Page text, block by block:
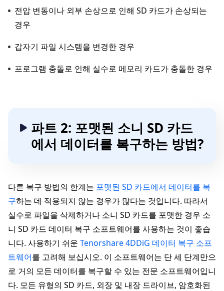
전압 변동이나 외부 손상으로 인해 SD 카드가 손상되는
경우
갑자기 파일 시스템을 변경한 경우
프로그램 충돌로 인해 실수로 메모리 카드가 충돌한 경우
파트 2: 포맷된 소니 SD 카드
에서 데이터를 복구하는 방법?
다른 복구 방법의 한계는 포맷된 SD 카드에서 데이터를 복
구하는 데 적용되지 않는 경우가 많다는 것입니다. 따라서
실수로 파일을 삭제하거나 소니 SD 카드를 포맷한 경우 소
니 SD 카드 데이터 복구 소프트웨어를 사용하는 것이 좋습
니다. 사용하기 쉬운 Tenorshare 4DDiG 데이터 복구 소프
트웨어를 고려해 보십시오. 이 소프트웨어는 단 세 단계만으
로 거의 모든 데이터를 복구할 수 있는 전문 소프트웨어입니
다. 모든 유형의 SD 카드, 외장 및 내장 드라이브, 암호화된